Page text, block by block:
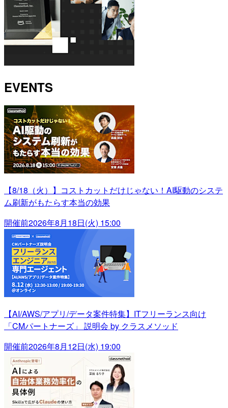
EVENTS
【8/18（火）】コストカットだけじゃない！AI駆動のシステ
ム刷新がもたらす本当の効果
開催前2026年8月18日(火) 15:00
【AI/AWS/アプリ/データ案件特集】ITフリーランス向け
「CMパートナーズ」 説明会 by クラスメソッド
開催前2026年8月12日(水) 19:00